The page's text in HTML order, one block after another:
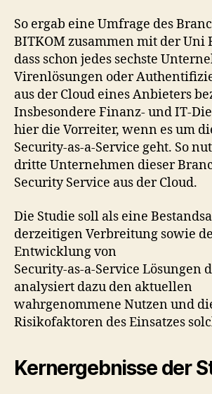
So ergab eine Umfrage des
BITKOM zusammen mit der Uni
dass schon jedes sechste
Virenlösungen oder
aus der Cloud eines Anbieters
Insbesondere Finanz- und IT-
hier die Vorreiter, wenn es um
Security-as-a-Service geht. So
dritte Unternehmen dieser
Security Service aus der Cloud.
Die Studie soll als eine
derzeitigen Verbreitung sowie
Entwicklung von
Security-as-a-Service Lösungen
analysiert dazu den aktuellen
wahrgenommene Nutzen und
Risikofaktoren des Einsatzes
Kernergebnisse der